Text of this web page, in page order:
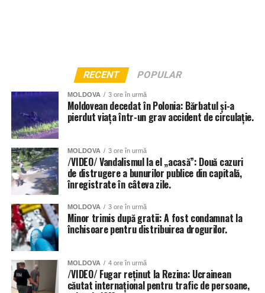
RECENT POPULAR
MOLDOVA 3 ore în urmă
Moldovean decedat în Polonia: Bărbatul și-a
pierdut viața într-un grav accident de circulație.
MOLDOVA 3 ore în urmă
/VIDEO/ Vandalismul la el „acasă”: Două cazuri
de distrugere a bunurilor publice din capitală,
înregistrate în câteva zile.
MOLDOVA 3 ore în urmă
Minor trimis după gratii: A fost condamnat la
închisoare pentru distribuirea drogurilor.
MOLDOVA 4 ore în urmă
/VIDEO/ Fugar reținut la Rezina: Ucrainean
căutat internațional pentru trafic de persoane,